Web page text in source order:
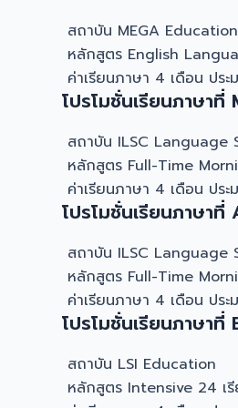
สถาบัน MEGA Education
หลักสูตร English
ค่าเรียนภาษา 4 เดือน ปร
โปรโมชั่นเรียนภาษา
สถาบัน ILSC Language
หลักสูตร Full-Time
ค่าเรียนภาษา 4 เดือน ปร
โปรโมชั่นเรียนภาษา
สถาบัน ILSC Language
หลักสูตร Full-Time
ค่าเรียนภาษา 4 เดือน ปร
โปรโมชั่นเรียนภาษาที่
สถาบัน LSI Education
หลักสูตร Intensive 24 เ